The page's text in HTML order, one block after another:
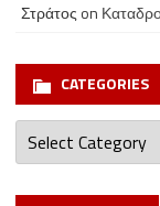
Στράτοςon
CATEGORIES
Categories